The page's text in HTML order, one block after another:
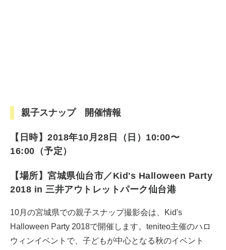
親子スナップ 開催情報
【日時】2018年10月28日（日）10:00〜
16:00（予定）
【場所】宮城県仙台市／Kid's Halloween Party
2018 in 三井アウトレットパーク仙台港
10月の宮城県での親子スナップ撮影会は、Kid's
Halloween Party 2018で開催します。teniteo主催のハロ
ウィンイベントで、子どもが中心となる秋のイベント